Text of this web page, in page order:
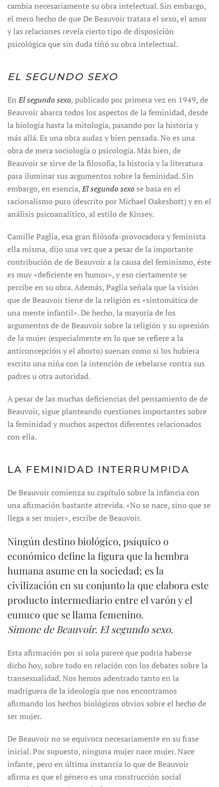
cambia necesariamente su obra intelectual. Sin embargo,
el mero hecho de que De Beauvoir tratara el sexo, el amor
y las relaciones revela cierto tipo de disposición
psicológica que sin duda tiñó su obra intelectual.
EL SEGUNDO SEXO
EnEl segundo sexo, publicado por primera vez en 1949, de
Beauvoir abarca todos los aspectos de la feminidad, desde
la biología hasta la mitología, pasando por la historia y
más allá. Es una obra audaz y bien pensada. No es una
obra de mera sociología o psicología. Más bien, de
Beauvoir se sirve de la filosofía, la historia y la literatura
para iluminar sus argumentos sobre la feminidad. Sin
embargo, en esencia,El segundo sexo se basa en el
racionalismo puro (descrito por Michael Oakeshott) y en el
análisis psicoanalítico, al estilo de Kinsey.
Camille Paglia, esa gran filósofa-provocadora y feminista
ella misma, dijo una vez que a pesar de la importante
contribución de de Beauvoir a la causa del feminismo, éste
es muy «deficiente en humor», y eso ciertamente se
percibe en su obra. Además, Paglia señala que la visión
que de Beauvoir tiene de la religión es «sintomática de
una mente infantil». De hecho, la mayoría de los
argumentos de de Beauvoir sobre la religión y su opresión
de la mujer (especialmente en lo que se refiere a la
anticoncepción y el aborto) suenan como si los hubiera
escrito una niña con la intención de rebelarse contra sus
padres u otra autoridad.
A pesar de las muchas deficiencias del pensamiento de de
Beauvoir, sigue planteando cuestiones importantes sobre
la feminidad y muchos aspectos diferentes relacionados
con ella.
LA FEMINIDAD INTERRUMPIDA
De Beauvoir comienza su capítulo sobre la infancia con
una afirmación bastante atrevida. «No se nace, sino que se
llega a ser mujer», escribe de Beauvoir.
Ningún destino biológico, psíquico o
económico define la figura que la hembra
humana asume en la sociedad; es la
civilización en su conjunto la que elabora este
producto intermediario entre el varón y el
eunuco que se llama femenino.
Simone de Beauvoir. El segundo sexo.
Esta afirmación por sí sola parece que podría haberse
dicho hoy, sobre todo en relación con los debates sobre la
transexualidad. Nos hemos adentrado tanto en la
madriguera de la ideología que nos encontramos
afirmando los hechos biológicos obvios sobre el hecho de
ser mujer.
De Beauvoir no se equivoca necesariamente en su frase
inicial. Por supuesto, ninguna mujer nace mujer. Nace
infante, pero en última instancia lo que de Beauvoir
afirma es que el género es una construcción social